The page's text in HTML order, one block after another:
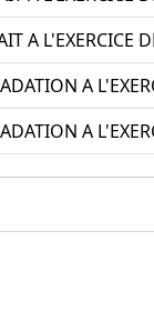
A L'EXERCICE
A
A